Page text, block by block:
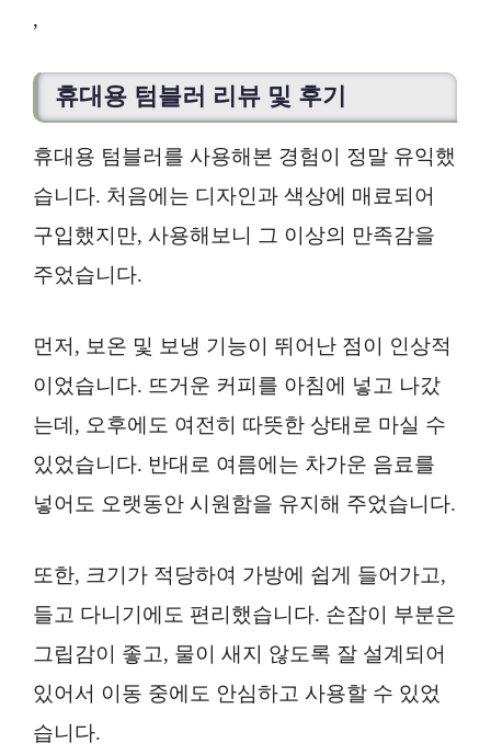
,
휴대용 텀블러 리뷰 및 후기
휴대용 텀블러를 사용해본 경험이 정말 유익했
습니다. 처음에는 디자인과 색상에 매료되어
구입했지만, 사용해보니 그 이상의 만족감을
주었습니다.
먼저, 보온 및 보냉 기능이 뛰어난 점이 인상적
이었습니다. 뜨거운 커피를 아침에 넣고 나갔
는데, 오후에도 여전히 따뜻한 상태로 마실 수
있었습니다. 반대로 여름에는 차가운 음료를
넣어도 오랫동안 시원함을 유지해 주었습니다.
또한, 크기가 적당하여 가방에 쉽게 들어가고,
들고 다니기에도 편리했습니다. 손잡이 부분은
그립감이 좋고, 물이 새지 않도록 잘 설계되어
있어서 이동 중에도 안심하고 사용할 수 있었
습니다.